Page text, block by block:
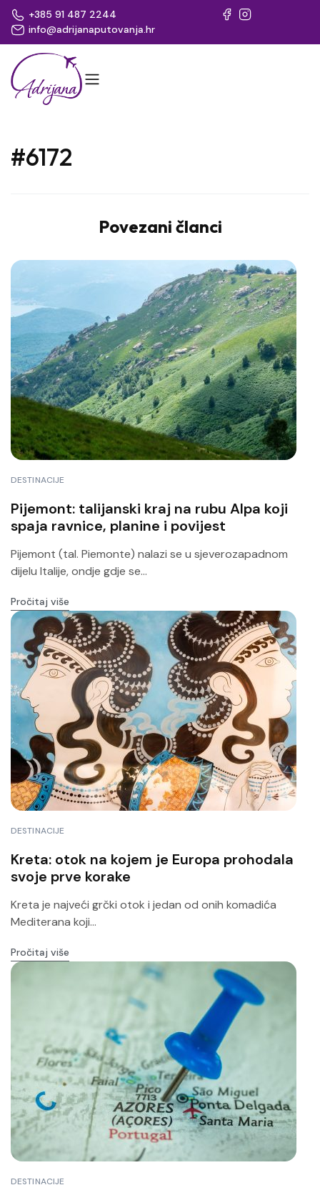
+385 91 487 2244
info@adrijanaputovanja.hr
#6172
Povezani članci
DESTINACIJE
Pijemont: talijanski kraj na rubu Alpa koji
spaja ravnice, planine i povijest
Pijemont (tal. Piemonte) nalazi se u sjeverozapadnom
dijelu Italije, ondje gdje se...
Pročitaj više
DESTINACIJE
Kreta: otok na kojem je Europa prohodala
svoje prve korake
Kreta je najveći grčki otok i jedan od onih komadića
Mediterana koji...
Pročitaj više
DESTINACIJE